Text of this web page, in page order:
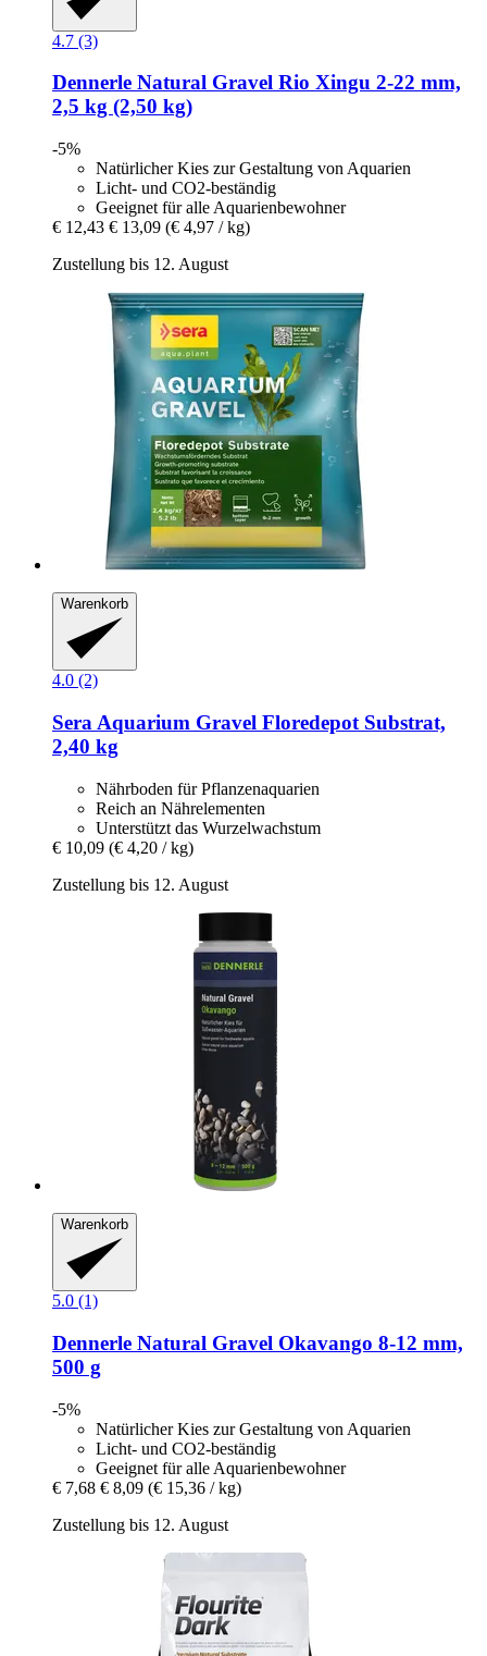
4.7 (3)
Dennerle Natural Gravel Rio Xingu 2-​22 mm,
2,5 kg (2,50 kg)
-5%
Natürlicher Kies zur Gestaltung von Aquarien
Licht- und CO2-beständig
Geeignet für alle Aquarienbewohner
€ 12,43 € 13,09 (€ 4,97 / kg)
Zustellung bis 12. August
Warenkorb
4.0 (2)
Sera Aquarium Gravel Floredepot Substrat,
2,40 kg
Nährboden für Pflanzenaquarien
Reich an Nährelementen
Unterstützt das Wurzelwachstum
€ 10,09 (€ 4,20 / kg)
Zustellung bis 12. August
Warenkorb
5.0 (1)
Dennerle Natural Gravel Okavango 8-​12 mm,
500 g
-5%
Natürlicher Kies zur Gestaltung von Aquarien
Licht- und CO2-beständig
Geeignet für alle Aquarienbewohner
€ 7,68 € 8,09 (€ 15,36 / kg)
Zustellung bis 12. August